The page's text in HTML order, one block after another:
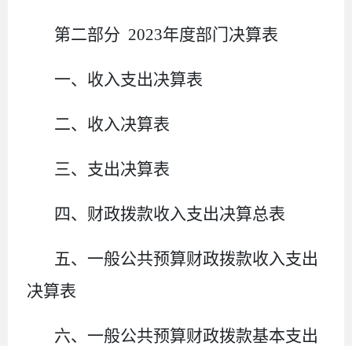
第二部分 2023年度部门决算表
一、收入支出决算表
二、收入决算表
三、支出决算表
四、财政拨款收入支出决算总表
五、一般公共预算财政拨款收入支出
决算表
六、一般公共预算财政拨款基本支出